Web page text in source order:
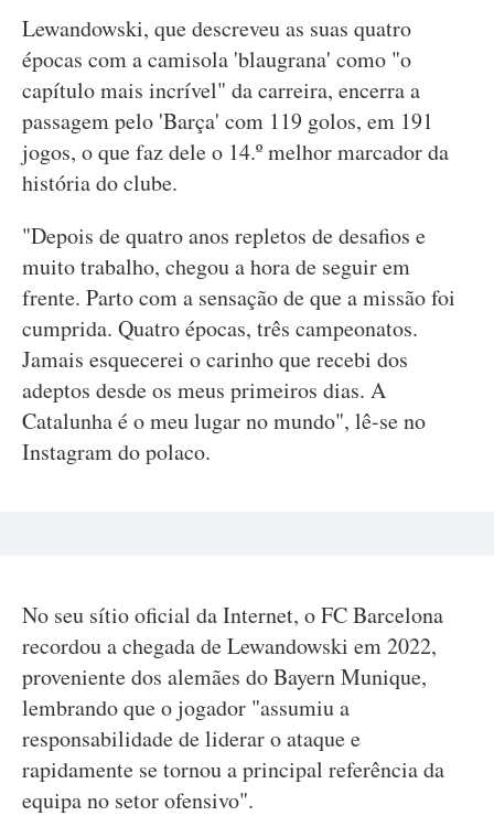
Lewandowski, que descreveu as suas quatro
épocas com a camisola 'blaugrana' como "o
capítulo mais incrível" da carreira, encerra a
passagem pelo 'Barça' com 119 golos, em 191
jogos, o que faz dele o 14.º melhor marcador da
história do clube.
"Depois de quatro anos repletos de desafios e
muito trabalho, chegou a hora de seguir em
frente. Parto com a sensação de que a missão foi
cumprida. Quatro épocas, três campeonatos.
Jamais esquecerei o carinho que recebi dos
adeptos desde os meus primeiros dias. A
Catalunha é o meu lugar no mundo", lê-se no
Instagram do polaco.
No seu sítio oficial da Internet, o FC Barcelona
recordou a chegada de Lewandowski em 2022,
proveniente dos alemães do Bayern Munique,
lembrando que o jogador "assumiu a
responsabilidade de liderar o ataque e
rapidamente se tornou a principal referência da
equipa no setor ofensivo".